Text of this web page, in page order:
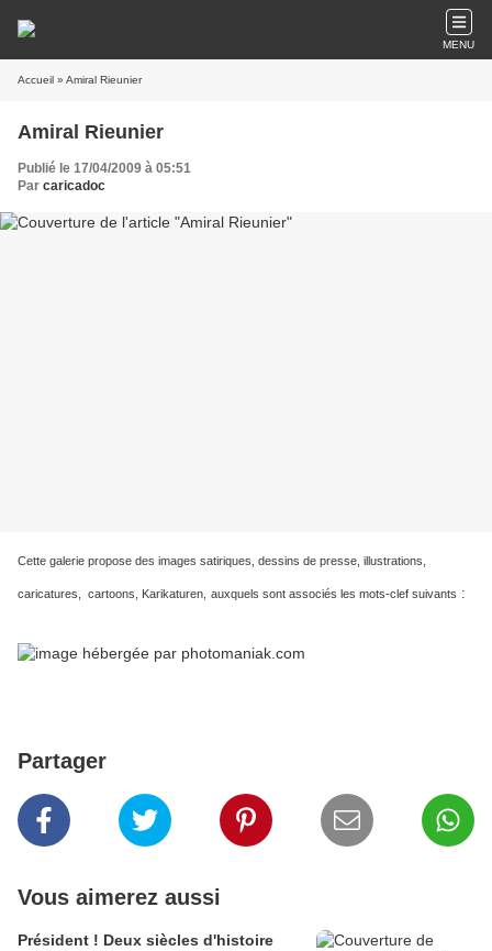
MENU
Accueil » Amiral Rieunier
Amiral Rieunier
Publié le 17/04/2009 à 05:51
Par caricadoc
Cette galerie propose des images satiriques, dessins de presse, illustrations,
caricatures, cartoons, Karikaturen, auxquels sont associés les mots-clef suivants :
Partager
Vous aimerez aussi
Président ! Deux siècles d'histoire